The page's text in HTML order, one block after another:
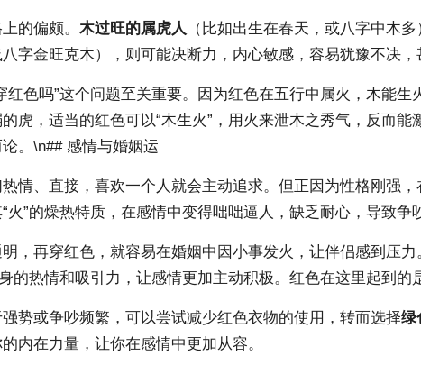
的偏颇。 木过旺的属虎人 （比如出生在春天，或八字中木
八字金旺克木），则可能决断力，内心敏感，容易犹豫不决，
红色吗”这个问题至关重要。因为红色在五行中属火，木能
虎，适当的红色可以“木生火”，用火来泄木之秀气，反而能
论。\n## 感情与婚姻运
情、直接，喜欢一个人就会主动追求。但正因为性格刚强
”的燥热特质，在感情中变得咄咄逼人，缺乏耐心，导致争
，再穿红色，就容易在婚姻中因小事发火，让伴侣感到压力
的热情和吸引力，让感情更加主动积极。红色在这里起到的
势或争吵频繁，可以尝试减少红色衣物的使用，转而选择绿
内在力量，让你在感情中更加从容。